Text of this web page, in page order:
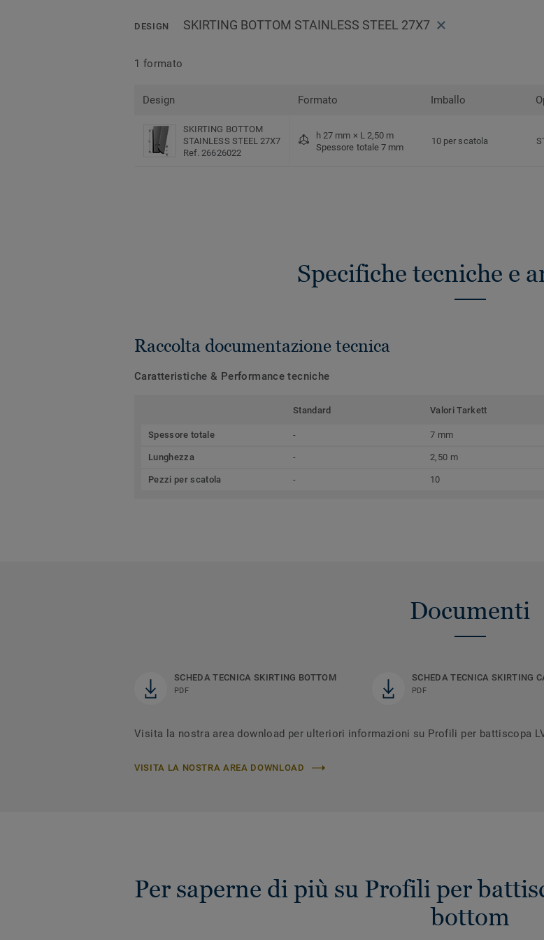
DESIGN SKIRTING BOTTOM STAINLESS STEEL 27X7
1 formato
Design Formato Imballo
SKIRTING BOTTOM
STAINLESS STEEL 27X7
Ref. 26626022
h 27 mm × L 2,50 m
Spessore totale 7 mm
10 per scatola
Specifiche tecniche e
Raccolta documentazione tecnica
Caratteristiche & Performance tecniche
Standard Valori Tarkett
Spessore totale - 7 mm
Lunghezza - 2,50 m
Pezzi per scatola - 10
Documenti
SCHEDA TECNICA SKIRTING BOTTOM
PDF
SCHEDA TECNICA SKIRTING
PDF
Visita la nostra area download per ulteriori informazioni su Profili per battiscopa
VISITA LA NOSTRA AREA DOWNLOAD
Per saperne di più su Profili per
bottom